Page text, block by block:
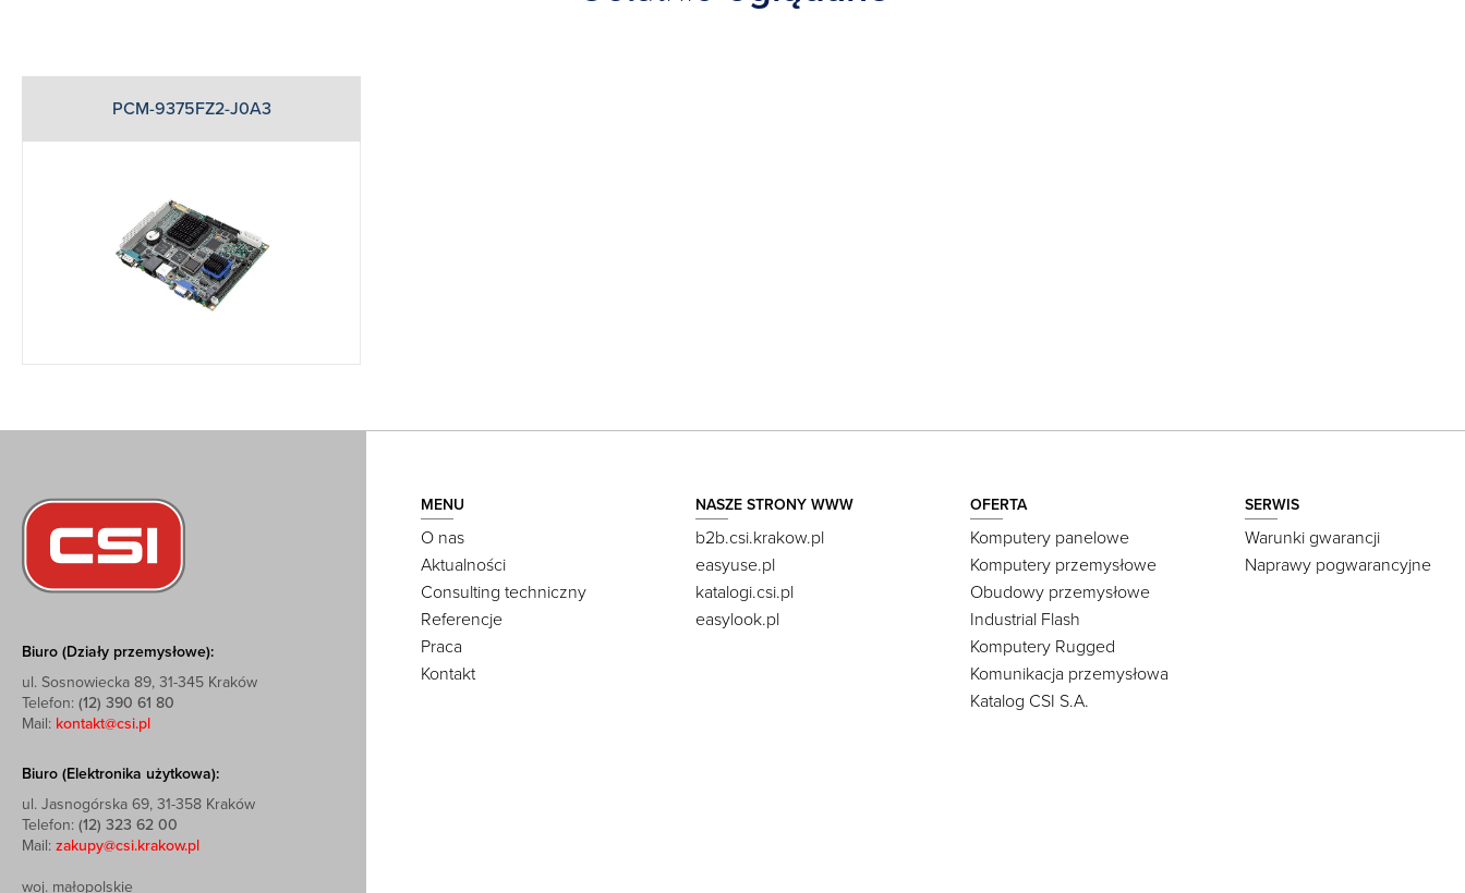
PCM-9375FZ2-J0A3
Biuro (Działy przemysłowe):
ul. Sosnowiecka 89, 31-345 Kraków
Telefon: (12) 390 61 80
Mail: kontakt@csi.pl
Biuro (Elektronika użytkowa):
ul. Jasnogórska 69, 31-358 Kraków
Telefon: (12) 323 62 00
Mail: zakupy@csi.krakow.pl
woj. małopolskie
MENU
O nas
Aktualności
Consulting techniczny
Referencje
Praca
Kontakt
NASZE STRONY WWW
b2b.csi.krakow.pl
easyuse.pl
katalogi.csi.pl
easylook.pl
OFERTA
Komputery panelowe
Komputery przemysłowe
Obudowy przemysłowe
Industrial Flash
Komputery Rugged
Komunikacja przemysłowa
Katalog CSI S.A.
SERWIS
Warunki gwarancji
Naprawy pogwarancyjne